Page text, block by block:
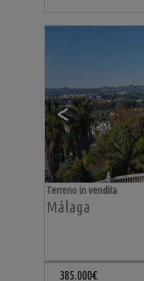
<
Málaga
Terreno in vendita
385.000€